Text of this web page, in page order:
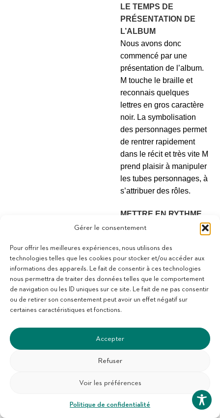
Gérer le consentement
Pour offrir les meilleures expériences, nous utilisons des
technologies telles que les cookies pour stocker et/ou accéder aux
informations des appareils. Le fait de consentir à ces technologies
nous permettra de traiter des données telles que le comportement
de navigation ou les ID uniques sur ce site. Le fait de ne pas consentir
ou de retirer son consentement peut avoir un effet négatif sur
certaines caractéristiques et fonctions.
Accepter
Refuser
Voir les préférences
Politique de confidentialité
LE TEMPS DE
PRÉSENTATION DE
L’ALBUM
Nous avons donc
commencé par une
présentation de l’album.
M touche le braille et
reconnais quelques
lettres en gros caractère
noir. La symbolisation
des personnages permet
de rentrer rapidement
dans le récit et très vite M
prend plaisir à manipuler
les tubes personnages, à
s’attribuer des rôles.
METTRE EN RYTHME
Dès le début du récit, j’ai
la partie répétitive du
livre, « on part à la
chasse à l’ours, on va en
prendre un très gros, la
vie est belle on a peur de
rien » tout en frappant sur
mains, ou d’autres parties
du corps. L’enfant prenait
plaisir à retrouver ce
aussi se prêtait volontiers
à des jeux de rythmes,
jusque à varier les